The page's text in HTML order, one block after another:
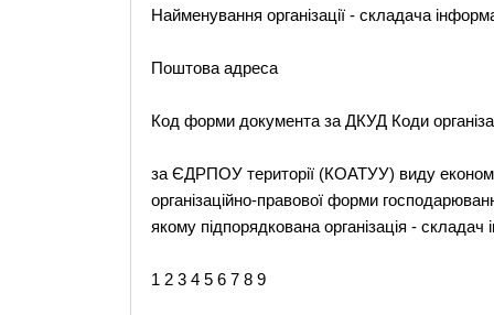
Найменування організації - складача
Поштова адреса
Код форми документа за ДКУД Коди
за ЄДРПОУ території (КОАТУУ) виду
організаційно-правової форми
якому підпорядкована організація -
1 2 3 4 5 6 7 8 9